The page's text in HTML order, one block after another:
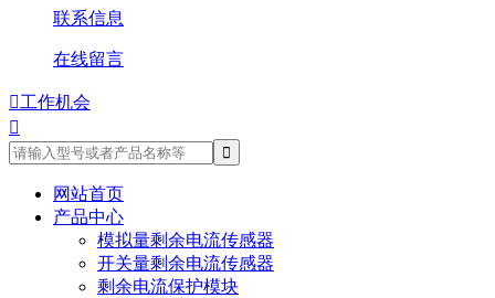
联系信息
在线留言
工作机会

网站首页
产品中心
模拟量剩余电流传感器
开关量剩余电流传感器
剩余电流保护模块